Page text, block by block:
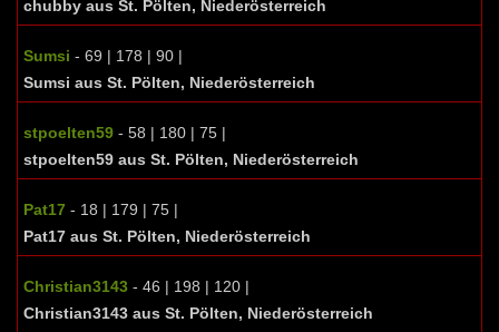
chubby aus St. Pölten, Niederösterreich
Sumsi - 69 | 178 | 90 |
Sumsi aus St. Pölten, Niederösterreich
stpoelten59 - 58 | 180 | 75 |
stpoelten59 aus St. Pölten, Niederösterreich
Pat17 - 18 | 179 | 75 |
Pat17 aus St. Pölten, Niederösterreich
Christian3143 - 46 | 198 | 120 |
Christian3143 aus St. Pölten, Niederösterreich